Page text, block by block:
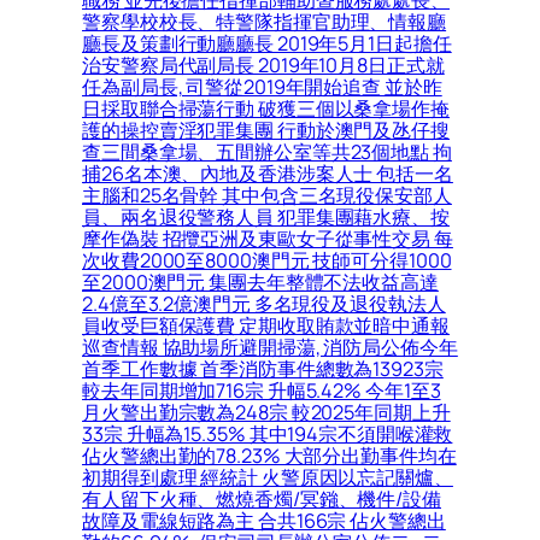
警察學校校長、特警隊指揮官助理、情報廳
廳長及策劃行動廳廳長 2019年5月1日起擔任
治安警察局代副局長 2019年10月8日正式就
任為副局長, 司警從2019年開始追查 並於昨
日採取聯合掃蕩行動 破獲三個以桑拿場作掩
護的操控賣淫犯罪集團 行動於澳門及氹仔搜
查三間桑拿場、五間辦公室等共23個地點 拘
捕26名本澳、內地及香港涉案人士 包括一名
主腦和25名骨幹 其中包含三名現役保安部人
員、兩名退役警務人員 犯罪集團藉水療、按
摩作偽裝 招攬亞洲及東歐女子從事性交易 每
次收費2000至8000澳門元 技師可分得1000
至2000澳門元 集團去年整體不法收益高達
2.4億至3.2億澳門元 多名現役及退役執法人
員收受巨額保護費 定期收取賄款並暗中通報
巡查情報 協助場所避開掃蕩, 消防局公佈今年
首季工作數據 首季消防事件總數為13923宗
較去年同期增加716宗 升幅5.42% 今年1至3
月火警出勤宗數為248宗 較2025年同期上升
33宗 升幅為15.35% 其中194宗不須開喉灌救
佔火警總出勤的78.23% 大部分出勤事件均在
初期得到處理 經統計 火警原因以忘記關爐、
有人留下火種、燃燒香燭/冥鏹、機件/設備
故障及電線短路為主 合共166宗 佔火警總出